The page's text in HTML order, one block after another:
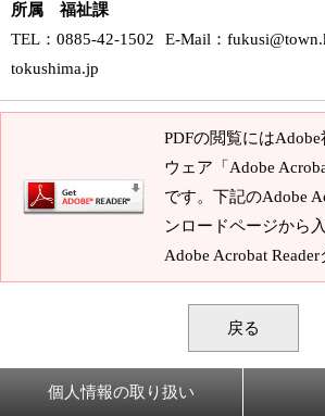
所属 福祉課
TEL ：0885-42-1502 E-Mail ：
tokushima.jp
PDFの閲覧には
ウェア「Adobe
です。下記のAdobe
ンロードページから
Adobe Acrobat
戻る
個人情報の取り扱い